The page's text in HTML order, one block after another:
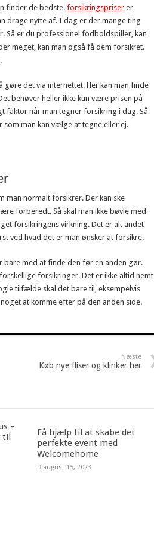
finder de bedste. forsikringspriserer
drage nytte af. I dag er der mange ting
Så er du professionel fodboldspiller, kan
meget, kan man også få dem forsikret.
det via internettet. Her kan man finde
behøver heller ikke kun være prisen på
faktor når man tegner forsikring i dag. Så
man kan vælge at tegne eller ej.
man normalt forsikrer. Der kan ske
forberedt. Så skal man ikke bøvle med
forsikringens virkning. Det er alt andet
ved hvad det er man ønsker at forsikre.
med at finde den før en anden gør.
forsikringer. Det er ikke altid nemt
tilfælde skal det bare til, eksempelvis
at komme efter på den anden side.
Næste
Køb nye fliser og klinker her
–
til
Få hjælp til at skabe det
perfekte event med
Welcomehome
august 15, 2023